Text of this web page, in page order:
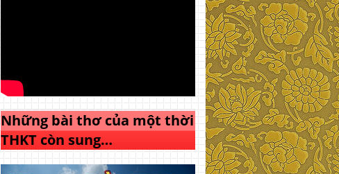
Những bài thơ của một thời
THKT còn sung…